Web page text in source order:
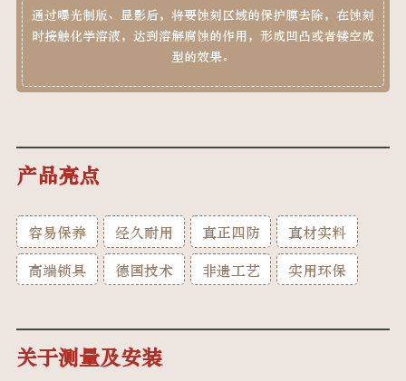
通过曝光制版、显影后，将要蚀刻区域的保护膜去除，在蚀刻
时接触化学溶液，达到溶解腐蚀的作用，形成凹凸或者镂空成
型的效果。
产品亮点
容易保养 经久耐用 真正四防
真材实料
高端锁具
德国技术 非遗工艺 实用环保
关于测量及安装